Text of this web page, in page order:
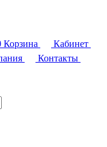
Корзина
Кабинет
Контакты